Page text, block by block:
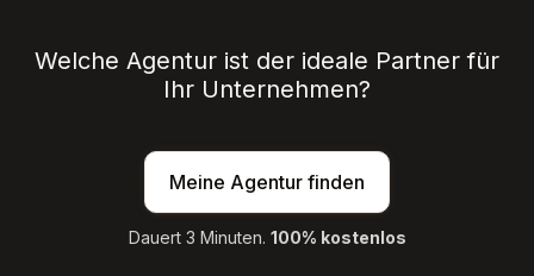
Welche Agentur ist der ideale Partner für
Ihr Unternehmen?
Meine Agentur finden
Dauert 3 Minuten. 100% kostenlos